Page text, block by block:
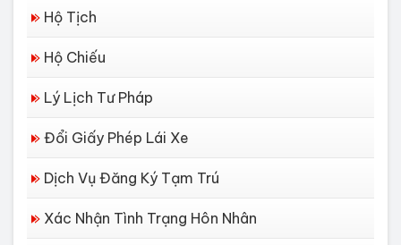
Hộ Tịch
Hộ Chiếu
Lý Lịch Tư Pháp
Đổi Giấy Phép Lái Xe
Dịch Vụ Đăng Ký Tạm Trú
Xác Nhận Tình Trạng Hôn Nhân